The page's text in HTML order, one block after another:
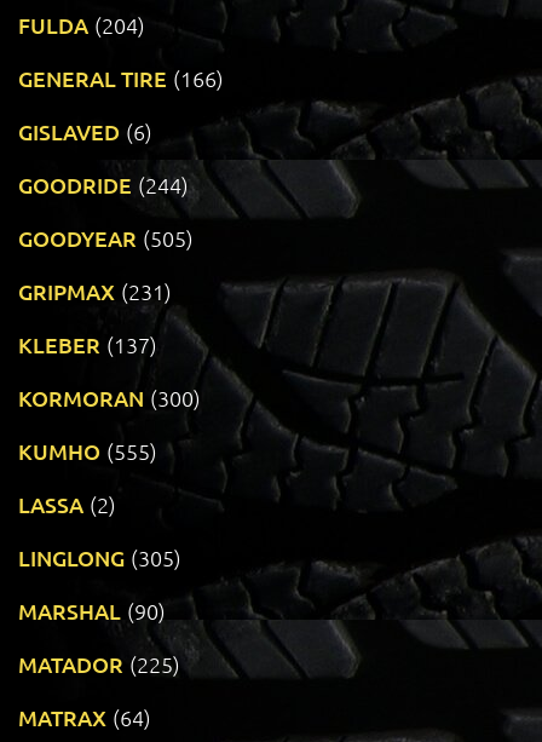
FULDA (204)
GENERAL TIRE (166)
GISLAVED (6)
GOODRIDE (244)
GOODYEAR (505)
GRIPMAX (231)
KLEBER (137)
KORMORAN (300)
KUMHO (555)
LASSA (2)
LINGLONG (305)
MARSHAL (90)
MATADOR (225)
MATRAX (64)